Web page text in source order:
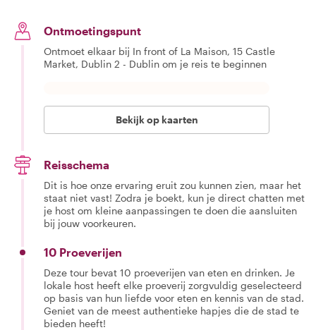
Ontmoetingspunt
Ontmoet elkaar bij In front of La Maison, 15 Castle
Market, Dublin 2 - Dublin om je reis te beginnen
Bekijk op kaarten
Reisschema
Dit is hoe onze ervaring eruit zou kunnen zien, maar het
staat niet vast! Zodra je boekt, kun je direct chatten met
je host om kleine aanpassingen te doen die aansluiten
bij jouw voorkeuren.
10 Proeverijen
Deze tour bevat 10 proeverijen van eten en drinken. Je
lokale host heeft elke proeverij zorgvuldig geselecteerd
op basis van hun liefde voor eten en kennis van de stad.
Geniet van de meest authentieke hapjes die de stad te
bieden heeft!